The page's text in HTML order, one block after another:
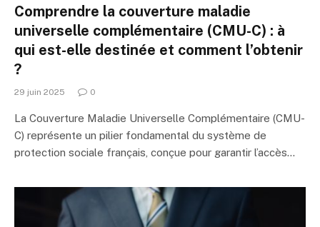
Comprendre la couverture maladie
universelle complémentaire (CMU-C) : à
qui est-elle destinée et comment l’obtenir
?
29 juin 2025 0
La Couverture Maladie Universelle Complémentaire (CMU-
C) représente un pilier fondamental du système de
protection sociale français, conçue pour garantir l’accès…